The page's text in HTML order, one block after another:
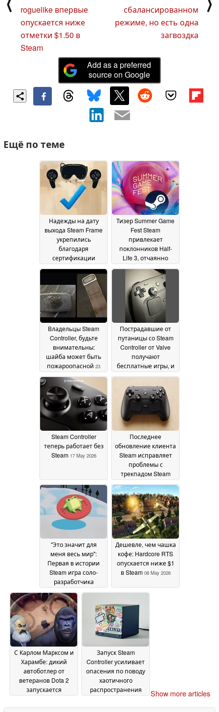
roguelike впервые
опускается ниже
отметки $1.50 в
Steam
сбалансированном
режиме, но есть одна
загвоздка
Add as a preferred
source on Google
Ещё по теме
Надежды на дату
выхода Steam Frame
укрепились
благодаря
сертификации
виртуальной
реальности Valve в
Федеральной
комиссии по связи
(FCC) 30 July 2026
Тизер Summer Game
Fest Steam
привлекает
поклонников Half-
Life 3, отчаянно
25 May 2026
Владельцы Steam
Controller, будьте
внимательны:
шайба может быть
пожароопасной 23
May 2026
Пострадавшие от
путаницы со Steam
Controller от Valve
получают
бесплатные игры, и
самый популярный
выбор17 May 2026
Steam Controller
теперь работает без
Steam 17 May 2026
Последнее
обновление клиента
Steam исправляет
проблемы с
трекпадом Steam
совместимости и
многое другое09 May
2026
"Это значит для
меня весь мир":
Первая в истории
Steam игра соло-
разработчика
100 000 копий всего
за пять дней с
подавляющим
числом
положительных
отзывов08 May 2026
Дешевле, чем чашка
кофе: Hardcore RTS
опускается ниже $1
в Steam 08 May 2026
С Карлом Марксом и
Харамбе: дикий
автоботлер от
ветеранов Dota 2
запускается
Запуск Steam
Controller усиливает
опасения по поводу
хаотичного
распространения
Show more articles